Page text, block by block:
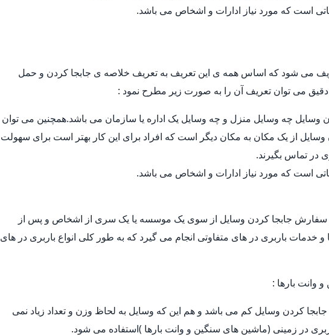
است که مورد نیاز ادارات و اشخاص می باشد.
می شود که اساس همه ی این تعریف به تعریف خلاصه ی جابجا کردن و حمل
می توان تعریف آن را به صورت زیر مطرح نمود :
وسایل چه وسایل منزل و چه وسایل یک اداره یا سازمان می باشد.همچنین می توان
از یک مکان به مکان دیگر است که افراد برای این کار بهتر است برای سهولت
در تماس بگیرند.
است که مورد نیاز ادارات و اشخاص می باشد.
جابجا کردن وسایل از سوی یک موسسه یا یک سری از اشخاص و پس از
و خدمات باربری در های متفاوتی انجام می گیرد که به طور کلی انواع باربری در های
کردن وسایل کم می باشد و هم این که وسایل به لحاظ وزن و تعداد زیاد نمی
در زمینی (ماشین های سنگین و وانت بارها )استفاده می شود.